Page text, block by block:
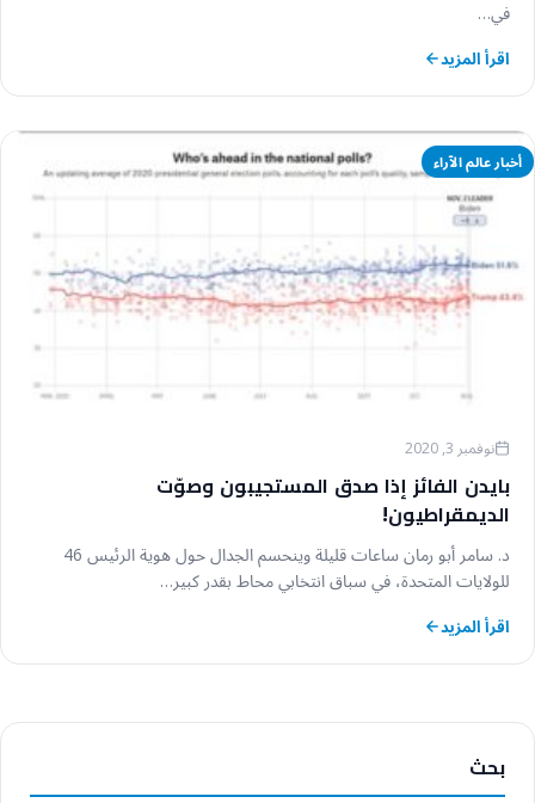
في…
اقرأ المزيد
أخبار عالم الآراء
نوفمبر 3, 2020
بايدن الفائز إذا صدق المستجيبون وصوّت
الديمقراطيون!
د. سامر أبو رمان ساعات قليلة وينحسم الجدال حول هوية الرئيس 46
للولايات المتحدة، في سباق انتخابي محاط بقدر كبير…
اقرأ المزيد
بحث